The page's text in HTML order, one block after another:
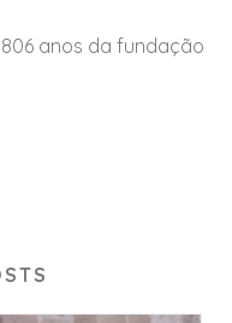
806 anos da fundação